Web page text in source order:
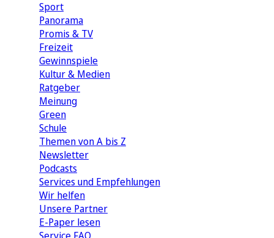
Sport
Panorama
Promis & TV
Freizeit
Gewinnspiele
Kultur & Medien
Ratgeber
Meinung
Green
Schule
Themen von A bis Z
Newsletter
Podcasts
Services und Empfehlungen
Wir helfen
Unsere Partner
E-Paper lesen